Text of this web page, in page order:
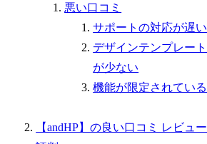
悪い口コミ
サポートの対応が遅い
デザインテンプレート
が少ない
機能が限定されている
【andHP】の良い口コミ レビュー